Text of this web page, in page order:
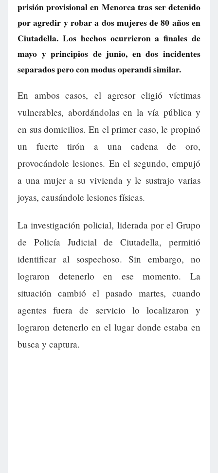
prisión provisional en Menorca tras ser detenido
por agredir y robar a dos mujeres de 80 años en
Ciutadella. Los hechos ocurrieron a finales de
mayo y principios de junio, en dos incidentes
separados pero con modus operandi similar.
En ambos casos, el agresor eligió víctimas
vulnerables, abordándolas en la vía pública y
en sus domicilios. En el primer caso, le propinó
un fuerte tirón a una cadena de oro,
provocándole lesiones. En el segundo, empujó
a una mujer a su vivienda y le sustrajo varias
joyas, causándole lesiones físicas.
La investigación policial, liderada por el Grupo
de Policía Judicial de Ciutadella, permitió
identificar al sospechoso. Sin embargo, no
lograron detenerlo en ese momento. La
situación cambió el pasado martes, cuando
agentes fuera de servicio lo localizaron y
lograron detenerlo en el lugar donde estaba en
busca y captura.